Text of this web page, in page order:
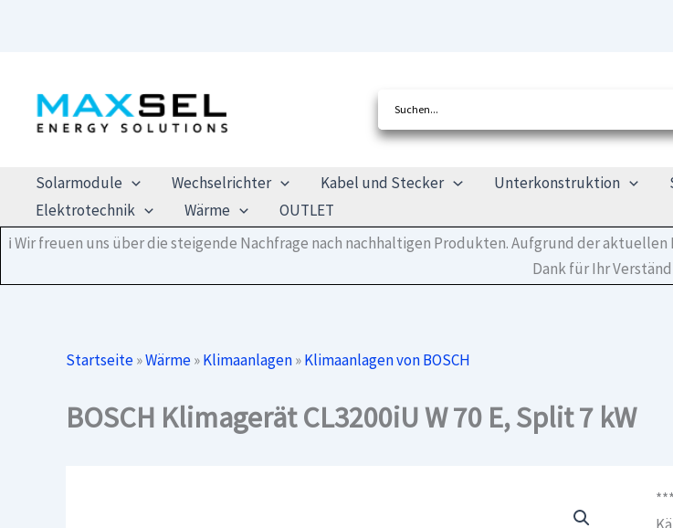
Inhalt
springen
Solarmodule Wechselrichter Kabel und Stecker Unterkonstruktion
Elektrotechnik
Wärme OUTLET
ℹ️ Wir freuen uns über die steigende Nachfrage nach nachhaltigen Produkten. Aufgrund der
Dank für Ihr
Startseite»Wärme»Klimaanlagen»Klimaanlagen von BOSCH
BOSCH Klimagerät CL3200iU W 70 E, Split 7 kW